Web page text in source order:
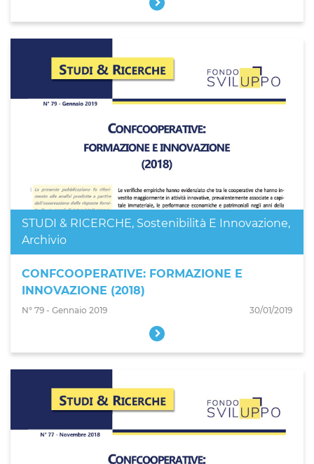
STUDI & RICERCHE, Sostenibilità E Innovazione,
Archivio
CONFCOOPERATIVE: FORMAZIONE E
INNOVAZIONE (2018)
N° 79 - Gennaio 2019 30/01/2019